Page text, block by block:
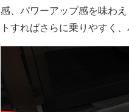
感、パワーアップ感を味わ
トすればさらに乗りやすく